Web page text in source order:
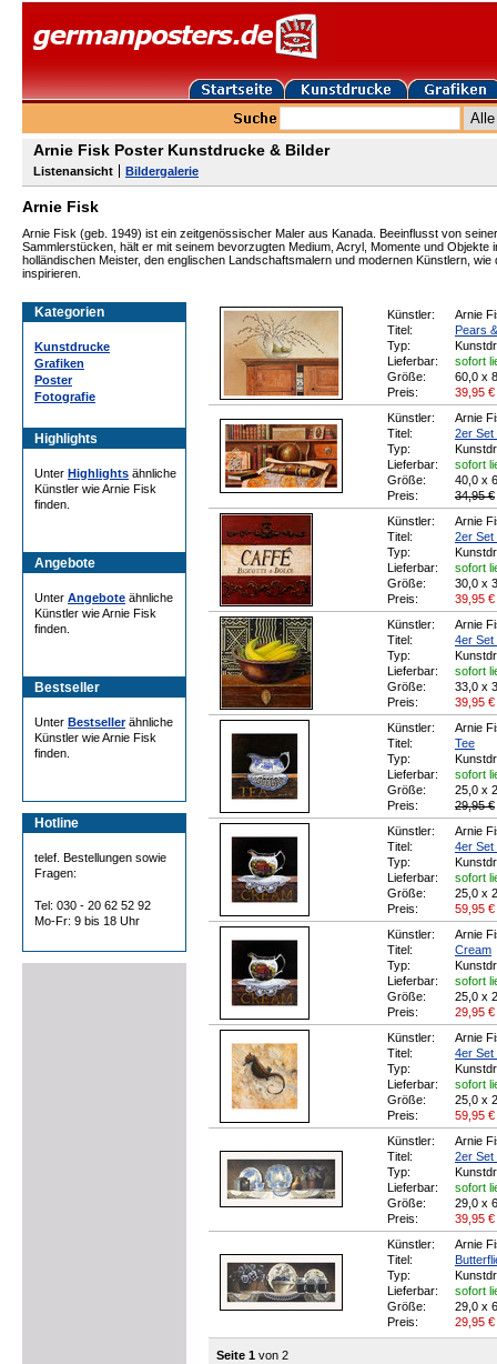
Arnie Fisk Poster Kunstdrucke & Bilder
Listenansicht Bildergalerie
Arnie Fisk
Arnie Fisk (geb. 1949) ist ein zeitgenössischer Maler aus Kanada. Beeinflusst von
Sammlerstücken, hält er mit seinem bevorzugten Medium, Acryl, Momente und
holländischen Meister, den englischen Landschaftsmalern und modernen Künstlern,
inspirieren.
Kategorien
Kunstdrucke
Grafiken
Poster
Fotografie
Highlights
Unter Highlights ähnliche
Künstler wie Arnie Fisk
finden.
Angebote
Unter Angebote ähnliche
Künstler wie Arnie Fisk
finden.
Bestseller
Unter Bestsellerähnliche
Künstler wie Arnie Fisk
finden.
Hotline
telef. Bestellungen sowie
Fragen:
Tel: 030 - 20 62 52 92
Mo-Fr: 9 bis 18 Uhr
Künstler:
Arnie
Titel:
Pears
Typ:
Lieferbar:
sofort
Größe:
60,0 x
Preis:
39,95 €
Künstler:
Arnie
Titel:
2er Set
Typ:
Lieferbar:
sofort
Größe:
40,0 x
Preis:
34,95 €
Künstler:
Arnie
Titel:
2er Set
Typ:
Lieferbar:
sofort
Größe:
30,0 x
Preis:
39,95 €
Künstler:
Arnie
Titel:
4er Set
Typ:
Lieferbar:
sofort
Größe:
33,0 x
Preis:
39,95 €
Künstler:
Arnie
Titel:
Tee
Typ:
Lieferbar:
sofort
Größe:
25,0 x
Preis:
29,95 €
Künstler:
Arnie
Titel:
4er Set
Typ:
Lieferbar:
sofort
Größe:
25,0 x
Preis:
59,95 €
Künstler:
Arnie
Titel:
Cream
Typ:
Lieferbar:
sofort
Größe:
25,0 x
Preis:
29,95 €
Künstler:
Arnie
Titel:
4er Set
Typ:
Lieferbar:
sofort
Größe:
25,0 x
Preis:
59,95 €
Künstler:
Arnie
Titel:
2er Set
Typ:
Lieferbar:
sofort
Größe:
29,0 x
Preis:
39,95 €
Künstler:
Arnie
Titel:
Typ:
Lieferbar:
sofort
Größe:
29,0 x
Preis:
29,95 €
Seite 1 von 2